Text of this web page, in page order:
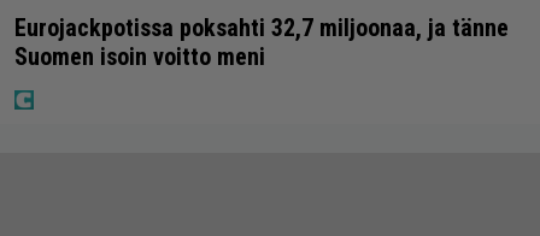
Eurojackpotissa poksahti 32,7 miljoonaa, ja tänne
Suomen isoin voitto meni